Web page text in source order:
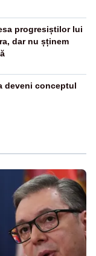
progresiștilor lui
dar nu șținem
deveni conceptul